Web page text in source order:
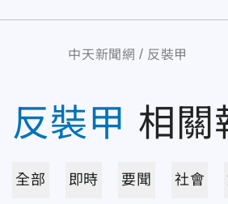
中天新聞網 反裝甲
反裝甲 相關
全部 即時 要聞 社會